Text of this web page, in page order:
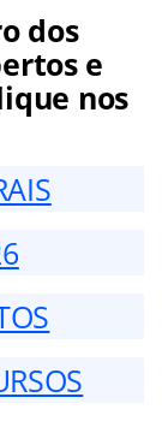
dos
e
nos